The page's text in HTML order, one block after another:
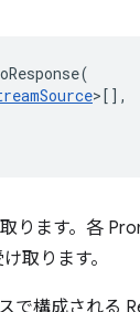
(
>[],
ります。各
取ります。
で構成される